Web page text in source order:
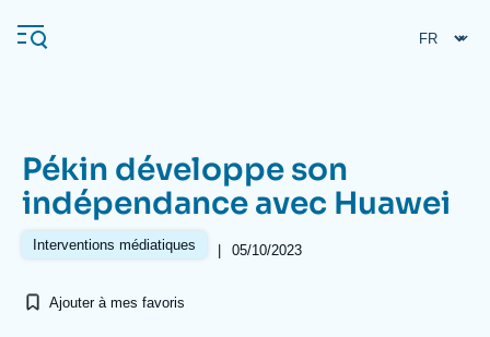
au
contenu
Navigation
principale
L'Ifri
Analyses
Pékin développe son
indépendance avec Huawei
Interventions médiatiques | 05/10/2023
Ajouter à mes favoris